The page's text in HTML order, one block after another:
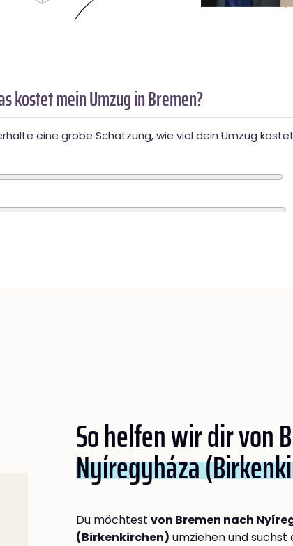
kostet mein Umzug in Bremen?
eine grobe Schätzung, wie viel dein Umzug
So helfen wir dir von
Nyíregyháza
Du möchtest von Bremen nach
(Birkenkirchen) umziehen und suchst